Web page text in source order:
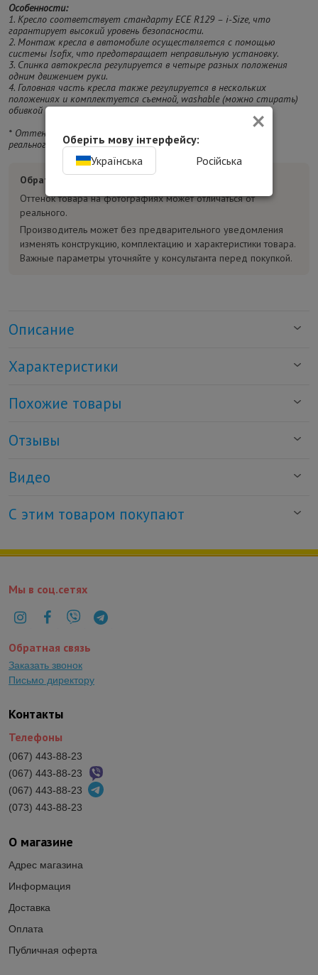
Особенности:
1. Кресло соответствует стандарту ECE R129 – i-Size, что
гарантирует высокий уровень безопасности.
2. Монтаж кресла в автомобиле осуществляется с помощью
системы Isofix, что предотвращает неправильную установку.
3. Спинка автокресла регулируется в четыре разных положения
одним движением руки.
4. Головная часть кресла также регулируется в нескольких
положениях и комплектуется съемной, washable (можно стирать)
обивкой и вставкой для новорожденных.
* Оттенок изделия на фотографии может отличаться от
реального.
Обратите внимание:
Оттенок товара на фотографиях может отличаться от
реального.
Производитель может без предварительного уведомления
изменять конструкцию, комплектацию и характеристики товара.
Важные параметры уточняйте у консультанта перед покупкой.
Описание
Характеристики
Похожие товары
Отзывы
Видео
С этим товаром покупают
О магазине
Адрес магазина
Информация
Доставка
Оплата
Публичная оферта
Контакты
Телефоны
(067) 443-88-23
(067) 443-88-23
(067) 443-88-23
(073) 443-88-23
Мы в соц.сетях
Обратная связь
Заказать звонок
Письмо директору
×
Оберіть мову інтерфейсу:
Українська
Російська